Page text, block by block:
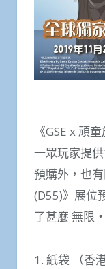
《GSE x 頑
一眾玩家提
預購外，也
(D55)》展位
了甚麼 無限
1. 紙袋 （香